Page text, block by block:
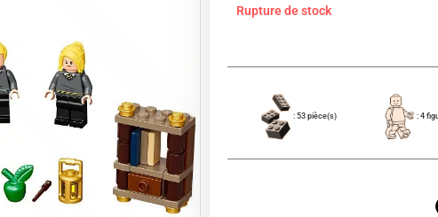
Rupture de stock
: 53 pièce(s) : 4